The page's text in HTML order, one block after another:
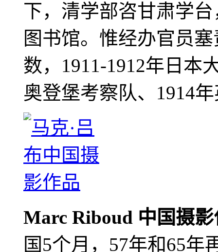
下，清学部咨甘肃学
图书馆。惟经办官员
数，1911-1912年日本
奥登堡考察队、1914
Marc Riboud 中国摄
国5个月，57年和65年